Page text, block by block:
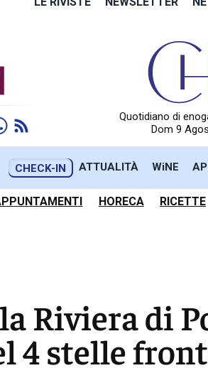
Quotidiano di
Dom 9
CHECK-IN ATTUALITÀ WiNE
HORECA RICETTE
Riviera di
4 stelle